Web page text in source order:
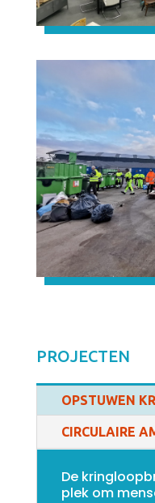
PROJECTEN
OPSTUWEN
CIRCULAIRE
De
plek om